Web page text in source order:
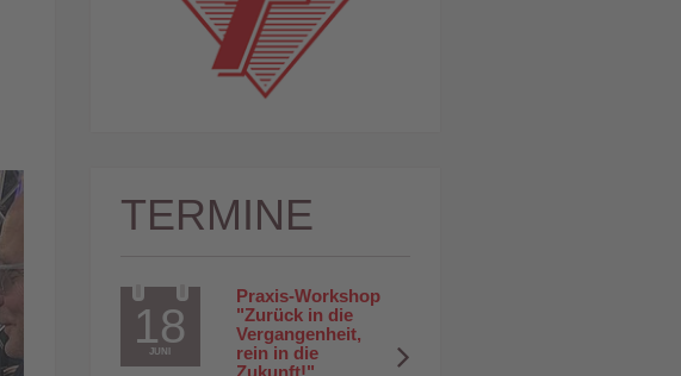
TERMINE
18
JUNI
Praxis-Workshop
"Zurück in die
Vergangenheit,
rein in die